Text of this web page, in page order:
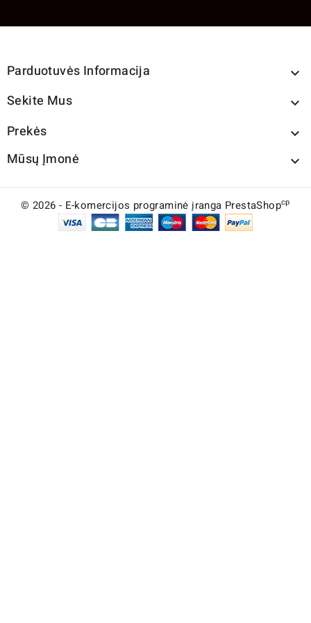
Parduotuvės Informacija 
Sekite Mus 
Prekės 
Mūsų Įmonė 
© 2026 - E-komercijos programinė įranga PrestaShopcp